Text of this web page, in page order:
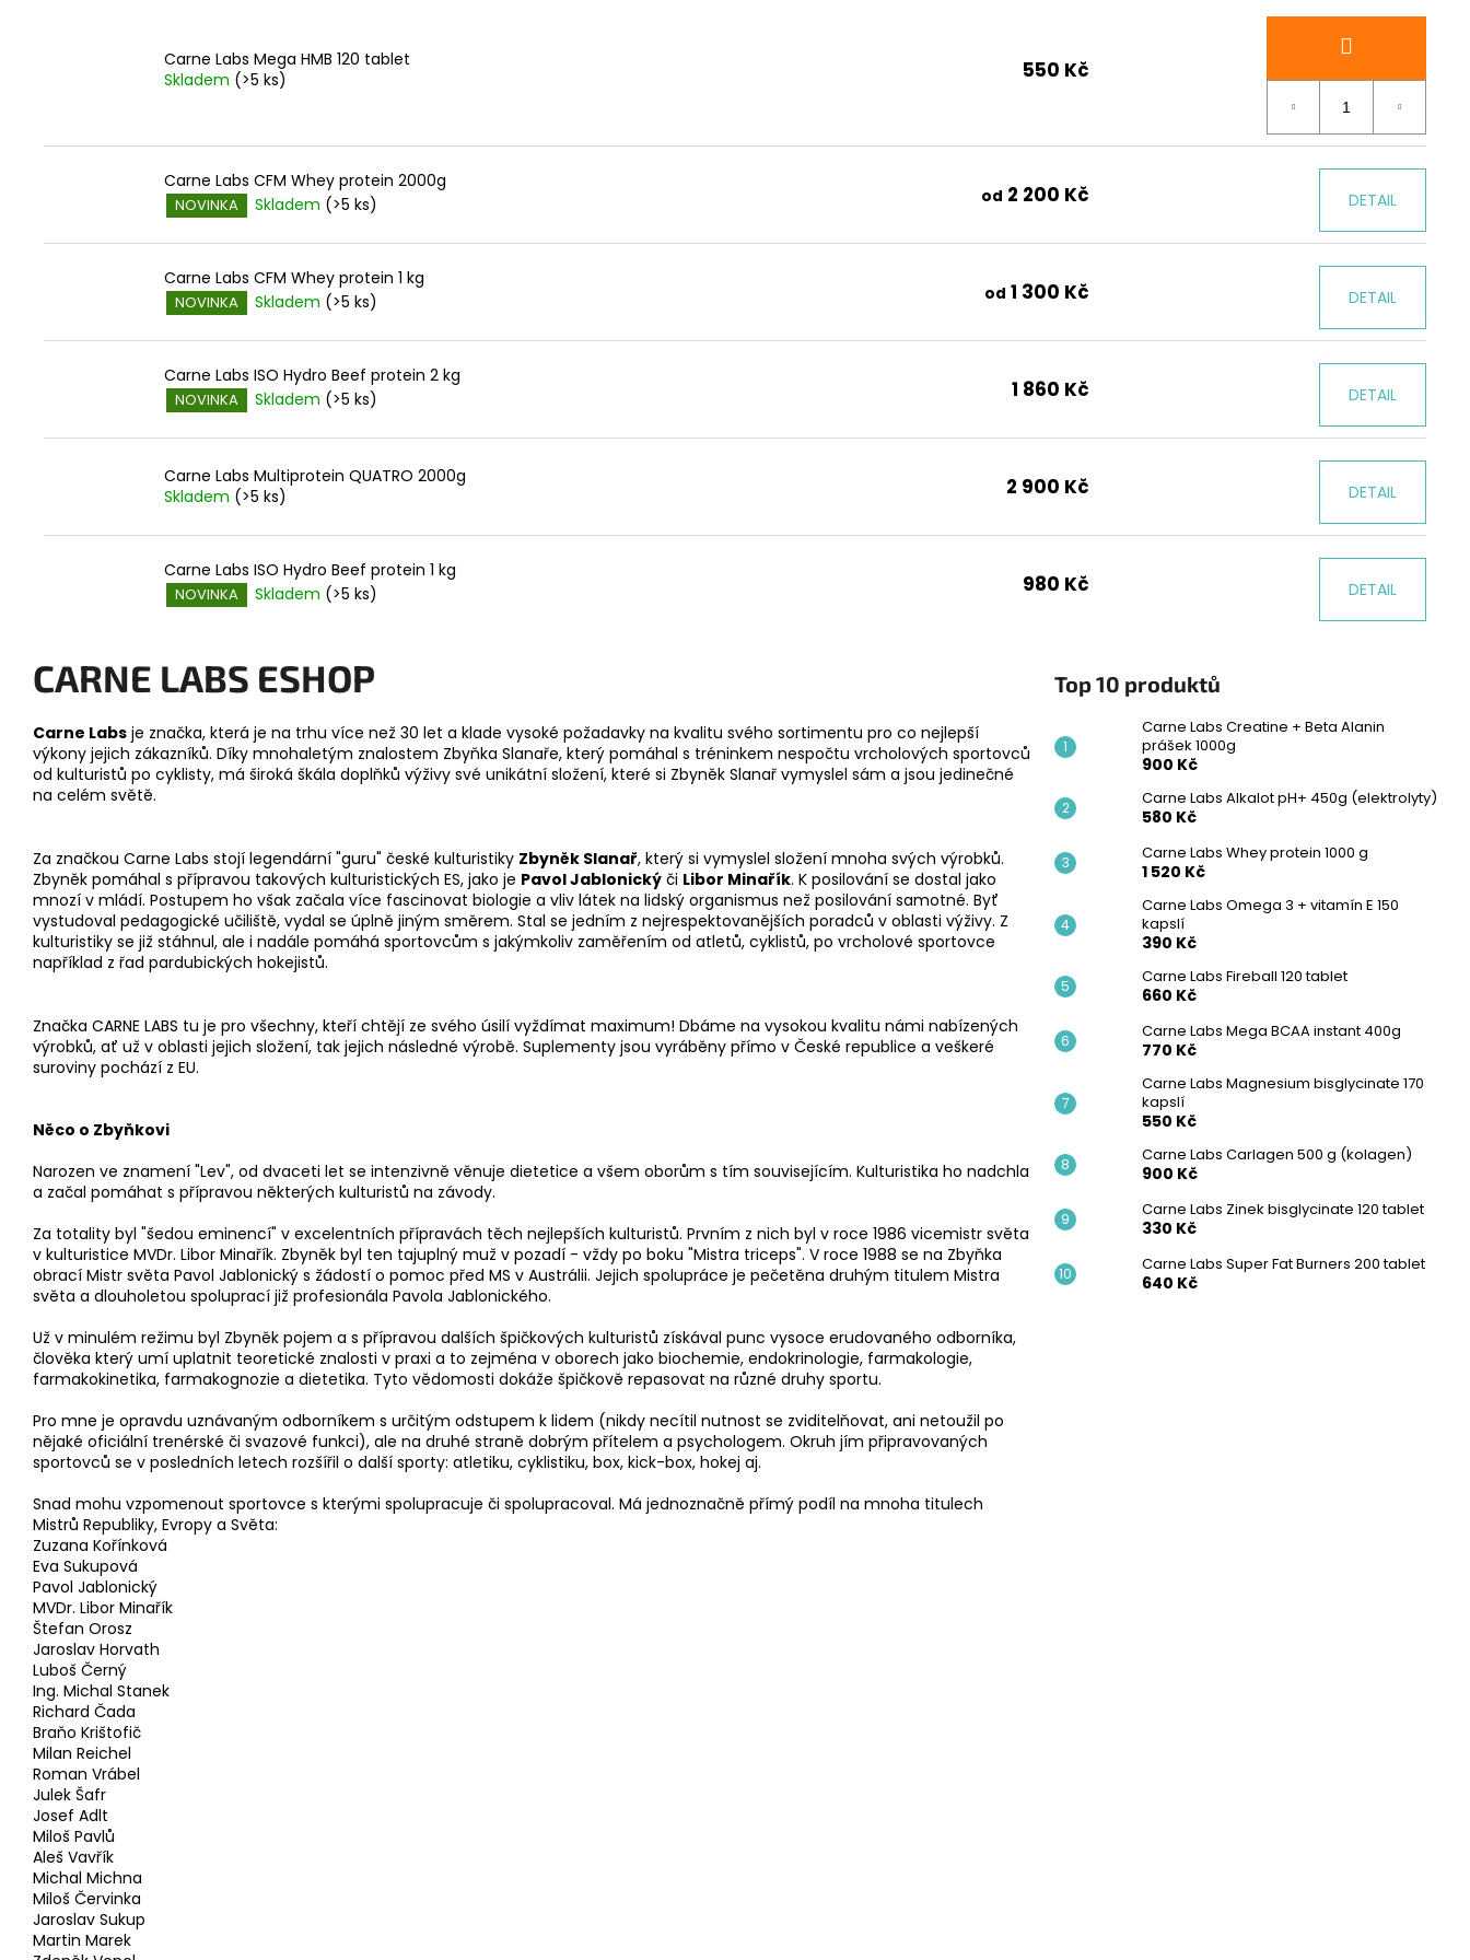
Carne Labs Mega HMB 120 tablet
Skladem (>5 ks) 550 Kč
Carne Labs CFM Whey protein 2000g
NOVINKA Skladem (>5 ks) od 2 200 Kč DETAIL
Carne Labs CFM Whey protein 1 kg
NOVINKA Skladem (>5 ks) od 1 300 Kč DETAIL
Carne Labs ISO Hydro Beef protein 2 kg
NOVINKA Skladem (>5 ks) 1 860 Kč DETAIL
Carne Labs Multiprotein QUATRO 2000g
Skladem (>5 ks) 2 900 Kč DETAIL
Carne Labs ISO Hydro Beef protein 1 kg
NOVINKA Skladem (>5 ks) 980 Kč DETAIL
CARNE LABS ESHOP
Carne Labs je značka, která je na trhu více než 30 let a klade vysoké požadavky na kvalitu svého sortimentu pro co nejlepší
výkony jejich zákazníků. Díky mnohaletým znalostem Zbyňka Slanaře, který pomáhal s tréninkem nespočtu vrcholových sportovců
od kulturistů po cyklisty, má široká škála doplňků výživy své unikátní složení, které si Zbyněk Slanař vymyslel sám a jsou jedinečné
na celém světě.
Za značkou Carne Labs stojí legendární "guru" české kulturistiky Zbyněk Slanař, který si vymyslel složení mnoha svých výrobků.
Zbyněk pomáhal s přípravou takových kulturistických ES, jako je Pavol Jablonický či Libor Minařík. K posilování se dostal jako
mnozí v mládí. Postupem ho však začala více fascinovat biologie a vliv látek na lidský organismus než posilování samotné. Byť
vystudoval pedagogické učiliště, vydal se úplně jiným směrem. Stal se jedním z nejrespektovanějších poradců v oblasti výživy. Z
kulturistiky se již stáhnul, ale i nadále pomáhá sportovcům s jakýmkoliv zaměřením od atletů, cyklistů, po vrcholové sportovce
například z řad pardubických hokejistů.
Značka CARNE LABS tu je pro všechny, kteří chtějí ze svého úsilí vyždímat maximum! Dbáme na vysokou kvalitu námi nabízených
výrobků, ať už v oblasti jejich složení, tak jejich následné výrobě. Suplementy jsou vyráběny přímo v České republice a veškeré
suroviny pochází z EU.
Něco o Zbyňkovi
Narozen ve znamení "Lev", od dvaceti let se intenzivně věnuje dietetice a všem oborům s tím souvisejícím. Kulturistika ho nadchla
a začal pomáhat s přípravou některých kulturistů na závody.
Za totality byl "šedou eminencí" v excelentních přípravách těch nejlepších kulturistů. Prvním z nich byl v roce 1986 vicemistr světa
v kulturistice MVDr. Libor Minařík. Zbyněk byl ten tajuplný muž v pozadí - vždy po boku "Mistra triceps". V roce 1988 se na Zbyňka
obrací Mistr světa Pavol Jablonický s žádostí o pomoc před MS v Austrálii. Jejich spolupráce je pečetěna druhým titulem Mistra
světa a dlouholetou spoluprací již profesionála Pavola Jablonického.
Už v minulém režimu byl Zbyněk pojem a s přípravou dalších špičkových kulturistů získával punc vysoce erudovaného odborníka,
člověka který umí uplatnit teoretické znalosti v praxi a to zejména v oborech jako biochemie, endokrinologie, farmakologie,
farmakokinetika, farmakognozie a dietetika. Tyto vědomosti dokáže špičkově repasovat na různé druhy sportu.
Pro mne je opravdu uznávaným odborníkem s určitým odstupem k lidem (nikdy necítil nutnost se zviditelňovat, ani netoužil po
nějaké oficiální trenérské či svazové funkci), ale na druhé straně dobrým přítelem a psychologem. Okruh jím připravovaných
sportovců se v posledních letech rozšířil o další sporty: atletiku, cyklistiku, box, kick-box, hokej aj.
Snad mohu vzpomenout sportovce s kterými spolupracuje či spolupracoval. Má jednoznačně přímý podíl na mnoha titulech
Mistrů Republiky, Evropy a Světa:
Zuzana Kořínková
Eva Sukupová
Pavol Jablonický
MVDr. Libor Minařík
Štefan Orosz
Jaroslav Horvath
Luboš Černý
Ing. Michal Stanek
Richard Čada
Braňo Krištofič
Milan Reichel
Roman Vrábel
Julek Šafr
Josef Adlt
Miloš Pavlů
Aleš Vavřík
Michal Michna
Miloš Červinka
Jaroslav Sukup
Martin Marek
Top 10 produktů
Carne Labs Creatine + Beta Alanin
prášek 1000g
900 Kč
Carne Labs Alkalot pH+ 450g (elektrolyty)
580 Kč
Carne Labs Whey protein 1000 g
1 520 Kč
Carne Labs Omega 3 + vitamín E 150
kapslí
390 Kč
Carne Labs Fireball 120 tablet
660 Kč
Carne Labs Mega BCAA instant 400g
770 Kč
Carne Labs Magnesium bisglycinate 170
kapslí
550 Kč
Carne Labs Carlagen 500 g (kolagen)
900 Kč
Carne Labs Zinek bisglycinate 120 tablet
330 Kč
Carne Labs Super Fat Burners 200 tablet
640 Kč